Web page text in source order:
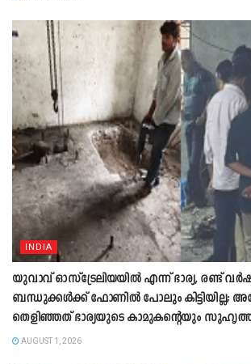
INDIA
യുവാവ് ഓസ്ട്രേലിയയിൽ എന്ന് ഭാര്യ, രണ്ട്
ബന്ധുക്കൾക്ക് ഫോണിൽ പോലും കിട്ടിയില്ല;
തെളിഞ്ഞത് ഭാര്യയുടെ കാമുകന്‍റെയും
AUGUST 1, 2026